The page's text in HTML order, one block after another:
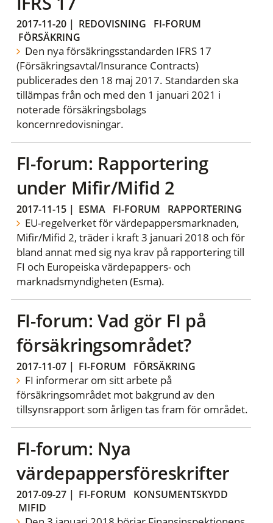
2017-11-20| REDOVISNING
FI-FORUM
FÖRSÄKRING
Den nya försäkringsstandarden IFRS 17
(Försäkringsavtal/Insurance Contracts)
publicerades den 18 maj 2017. Standarden ska
tillämpas från och med den 1 januari 2021 i
noterade försäkringsbolags
koncernredovisningar.
FI-forum: Rapportering
under Mifir/Mifid 2
2017-11-15| ESMA FI-FORUM RAPPORTERING
EU-regelverket för värdepappersmarknaden,
Mifir/Mifid 2, träder i kraft 3 januari 2018 och för
bland annat med sig nya krav på rapportering till
FI och Europeiska värdepappers- och
marknadsmyndigheten (Esma).
FI-forum: Vad gör FI på
försäkringsområdet?
2017-11-07| FI-FORUM FÖRSÄKRING
FI informerar om sitt arbete på
försäkringsområdet mot bakgrund av den
tillsynsrapport som årligen tas fram för området.
FI-forum: Nya
värdepappersföreskrifter
2017-09-27| FI-FORUM
KONSUMENTSKYDD
MIFID